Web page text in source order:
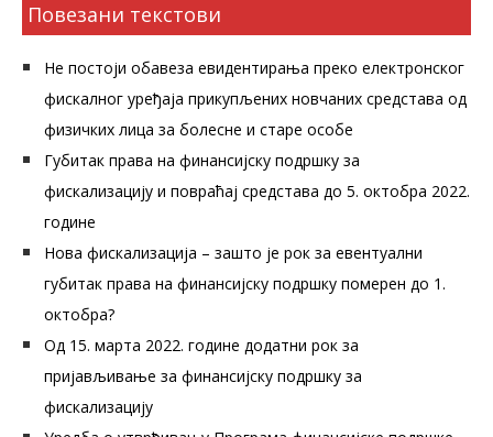
Повезани текстови
Не постоји обавеза евидентирања преко електронског
фискалног уређаја прикупљених новчаних средстава од
физичких лица за болесне и старе особе
Губитак права на финансијску подршку за
фискализацију и повраћај средстава до 5. октобра 2022.
године
Нова фискализација – зашто је рок за евентуални
губитак права на финансијску подршку померен до 1.
октобра?
Од 15. марта 2022. године додатни рок за
пријављивање за финансијску подршку за
фискализацију